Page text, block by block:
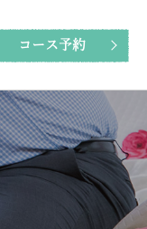
コース予約